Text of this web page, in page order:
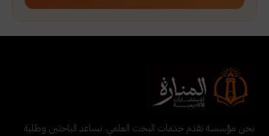
نحن مؤسسة تقدم خدمات البحث العلمي. نساعد الباحثين وطلبة